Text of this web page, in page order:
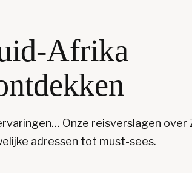
Afrika
Onze reisverslagen
adressen tot must-sees.